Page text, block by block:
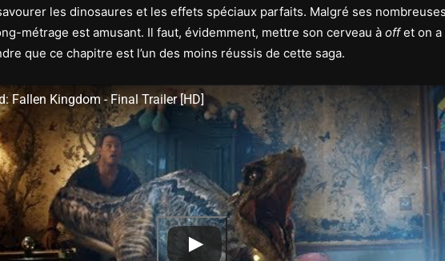
les dinosaures et les effets spéciaux parfaits. Malgré ses nombreuses
métrage est amusant. Il faut, évidemment, mettre son cerveau à offet on a
que ce chapitre est l’un des moins réussis de cette saga.
Fallen Kingdom - Final Trailer [HD]